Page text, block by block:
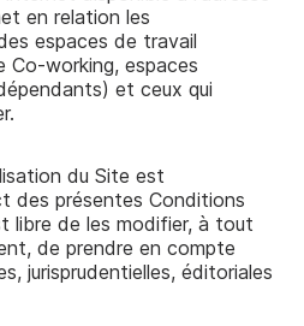
en relation les
espaces de travail
Co-working, espaces
et ceux qui
du Site est
des présentes Conditions
libre de les modifier, à tout
de prendre en compte
jurisprudentielles, éditoriales